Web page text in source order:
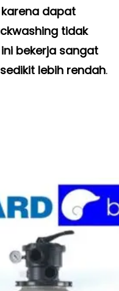
dapat
tidak
bekerja sangat
lebih rendah.